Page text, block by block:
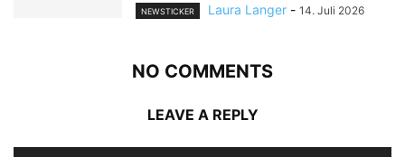
NEWSTICKER Laura Langer - 14. Juli 2026
NO COMMENTS
LEAVE A REPLY